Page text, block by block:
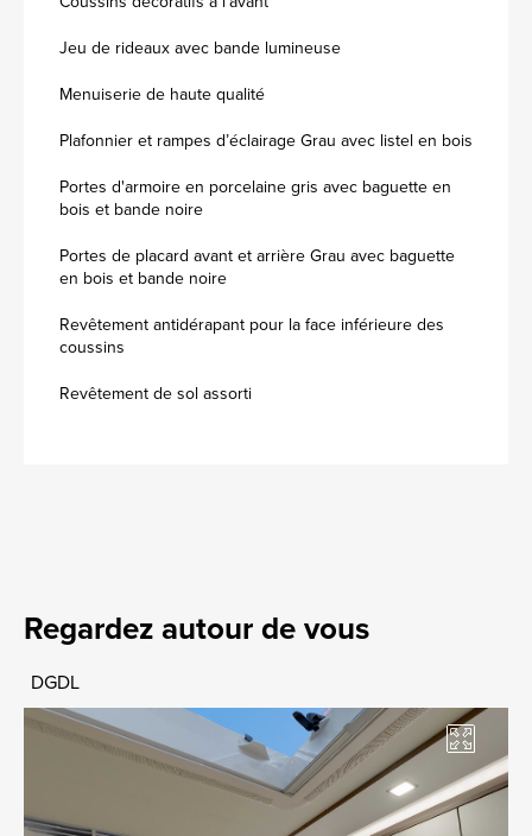
Jeu de rideaux avec bande lumineuse
Menuiserie de haute qualité
Plafonnier et rampes d’éclairage Grau avec listel en bois
Portes d'armoire en porcelaine gris avec baguette en
bois et bande noire
Portes de placard avant et arrière Grau avec baguette
en bois et bande noire
Revêtement antidérapant pour la face inférieure des
coussins
Revêtement de sol assorti
Regardez autour de vous
DGDL